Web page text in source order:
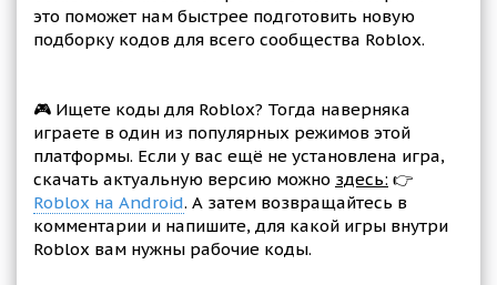
это поможет нам быстрее подготовить новую
подборку кодов для всего сообщества Roblox.
🎮 Ищете коды для Roblox? Тогда наверняка
играете в один из популярных режимов этой
платформы. Если у вас ещё не установлена игра,
скачать актуальную версию можно здесь: 👉
Roblox на Android. А затем возвращайтесь в
комментарии и напишите, для какой игры внутри
Roblox вам нужны рабочие коды.